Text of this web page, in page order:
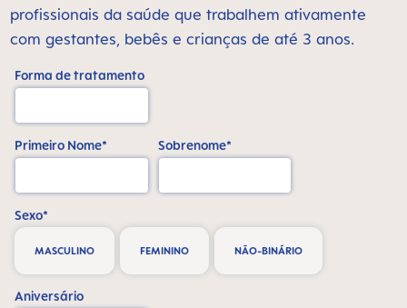
profissionais da saúde que trabalhem ativamente
com gestantes, bebês e crianças de até 3 anos.
Forma de tratamento
Primeiro Nome* Sobrenome*
Sexo*
MASCULINO FEMININO NÃO-BINÁRIO
Aniversário